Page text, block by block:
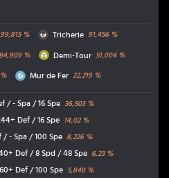
99,815% Ténèbres
Tricherie 91,456%
84,909% Insecte
Demi-Tour 51,004%
Acier
Mur de Fer 22,219%
/ - Spa / 16 Spe 36,503%
Def / 16 Spe 14,02%
/ - Spa / 100 Spe 8,226%
Def / 8 Spd / 48 Spe 6,23%
Def / 100 Spe 5,848%